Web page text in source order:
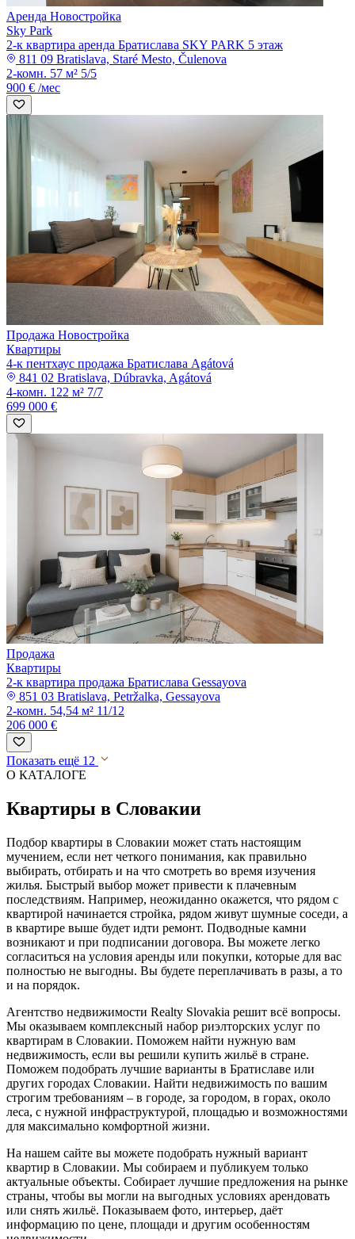
Аренда Новостройка
Sky Park
2-к квартира аренда Братислава SKY PARK 5 этаж
811 09 Bratislava, Staré Mesto, Čulenova
2-комн. 57 м² 5/5
900 € /мес
Продажа Новостройка
Квартиры
4-к пентхаус продажа Братислава Agátová
841 02 Bratislava, Dúbravka, Agátová
4-комн. 122 м² 7/7
699 000 €
Продажа
Квартиры
2-к квартира продажа Братислава Gessayova
851 03 Bratislava, Petržalka, Gessayova
2-комн. 54,54 м² 11/12
206 000 €
Показать ещё 12
О КАТАЛОГЕ
Квартиры в Словакии
Подбор квартиры в Словакии может стать настоящим
мучением, если нет четкого понимания, как правильно
выбирать, отбирать и на что смотреть во время изучения
жилья. Быстрый выбор может привести к плачевным
последствиям. Например, неожиданно окажется, что рядом с
квартирой начинается стройка, рядом живут шумные соседи, а
в квартире выше будет идти ремонт. Подводные камни
возникают и при подписании договора. Вы можете легко
согласиться на условия аренды или покупки, которые для вас
полностью не выгодны. Вы будете переплачивать в разы, а то
и на порядок.
Агентство недвижимости Realty Slovakia решит всё вопросы.
Мы оказываем комплексный набор риэлторских услуг по
квартирам в Словакии. Поможем найти нужную вам
недвижимость, если вы решили купить жильё в стране.
Поможем подобрать лучшие варианты в Братиславе или
других городах Словакии. Найти недвижимость по вашим
строгим требованиям – в городе, за городом, в горах, около
леса, с нужной инфраструктурой, площадью и возможностями
для максимально комфортной жизни.
На нашем сайте вы можете подобрать нужный вариант
квартир в Словакии. Мы собираем и публикуем только
актуальные объекты. Собирает лучшие предложения на рынке
страны, чтобы вы могли на выгодных условиях арендовать
или снять жильё. Показываем фото, интерьер, даёт
информацию по цене, площади и другим особенностям